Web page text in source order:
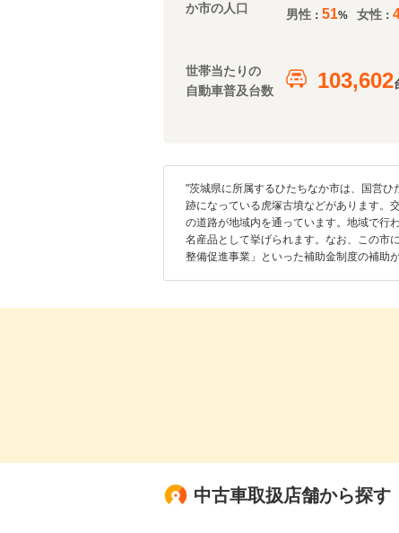
か市の人口
男性 ： 51% 女性 ：
世帯当たりの
自動車普及台数
103,602
"茨城県に所属するひたちなか市は、国営
跡になっている虎塚古墳などがあります。
の道路が地域内を通っています。地域で行
名産品として挙げられます。なお、この市
整備促進事業」といった補助金制度の補助
中古車取扱店舗から探す